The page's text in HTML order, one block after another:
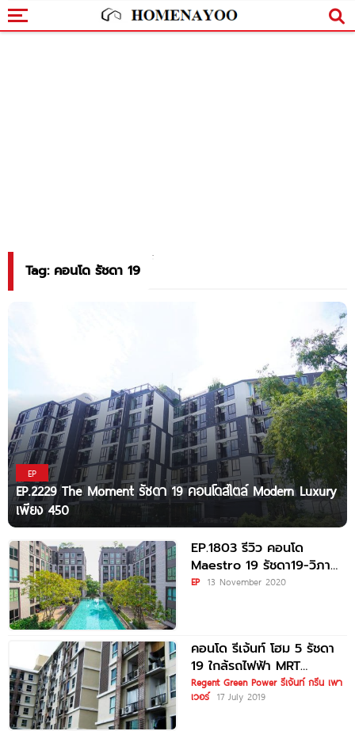
Tag: คอนโด รัชดา 19
EP
EP.2229 The Moment รัชดา 19 คอนโดสไตล์ Modern Luxury
เพียง 450
EP.1803 รีวิว คอนโด
Maestro 19 รัชดา19-วิภา
ใกล้ MRT รัชดาภิเษก
EP 13 November 2020
คอนโด รีเจ้นท์ โฮม 5 รัชดา
19 ใกล้รถไฟฟ้า MRT
รัชดาภิเษก
Regent Green Power รีเจ้นท์ กรีน เพา
เวอร์ 17 July 2019